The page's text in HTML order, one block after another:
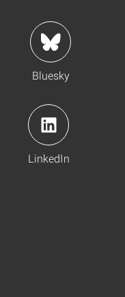
Bluesky
LinkedIn